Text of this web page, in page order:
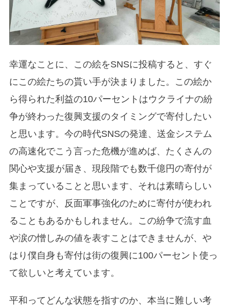
幸運なことに、この絵をSNSに投稿すると、すぐ
にこの絵たちの貰い手が決まりました。この絵か
ら得られた利益の10パーセントはウクライナの紛
争が終わった復興支援のタイミングで寄付したい
と思います。今の時代SNSの発達、送金システム
の高速化でこう言った危機が進めば、たくさんの
関心や支援が届き、現段階でも数千億円の寄付が
集まっていることと思います、それは素晴らしい
ことですが、反面軍事強化のために寄付が使われ
ることもあるかもしれません。この紛争で流す血
や涙の憎しみの値を表すことはできませんが、や
はり僕自身も寄付は街の復興に100パーセント使っ
て欲しいと考えています。
平和ってどんな状態を指すのか、本当に難しい考